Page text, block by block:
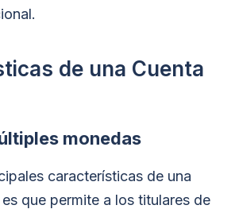
de una Cuenta
monedas
características de una
es que permite a los titulares de